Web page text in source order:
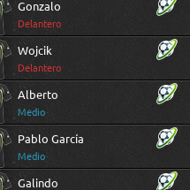
Gonzalo
Delantero
Wojcik
Delantero
Alberto
Medio
Pablo García
Medio
Galindo